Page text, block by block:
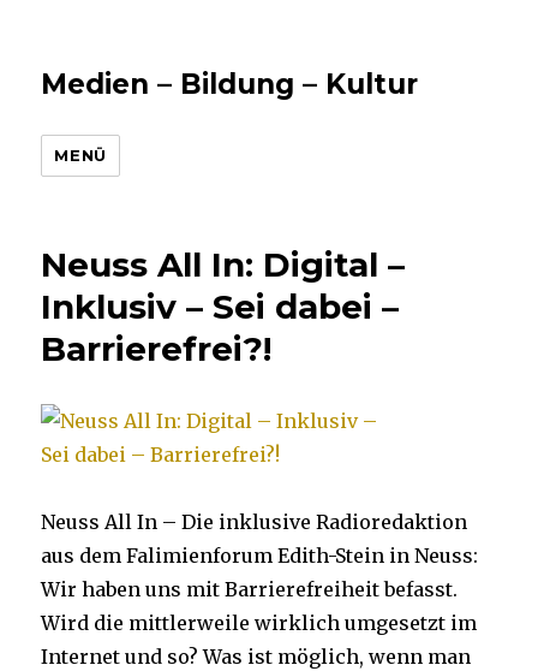
Medien – Bildung – Kultur
MENÜ
Neuss All In: Digital –
Inklusiv – Sei dabei –
Barrierefrei?!
Neuss All In – Die inklusive Radioredaktion
aus dem Falimienforum Edith-Stein in Neuss:
Wir haben uns mit Barrierefreiheit befasst.
Wird die mittlerweile wirklich umgesetzt im
Internet und so? Was ist möglich, wenn man